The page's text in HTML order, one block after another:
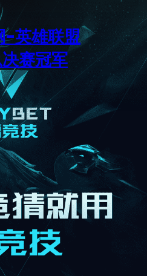
-英雄联盟
赛冠军